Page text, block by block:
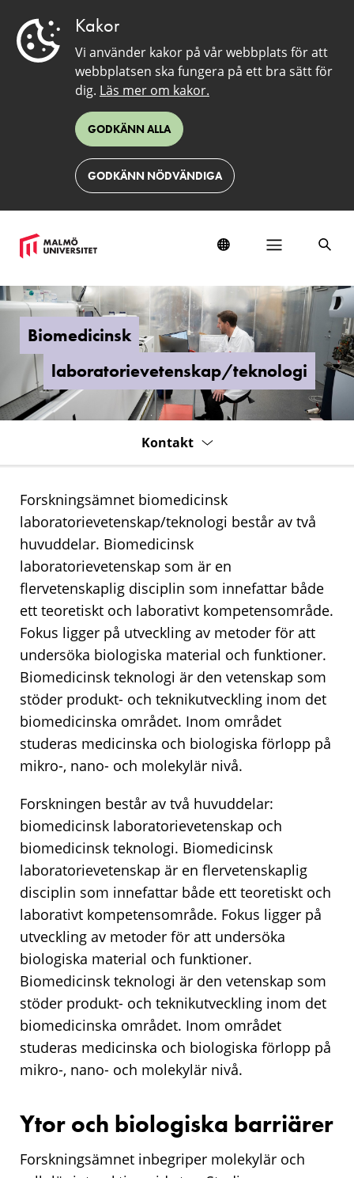
Kakor
Vi använder kakor på vår webbplats för att
webbplatsen ska fungera på ett bra sätt för
dig. Läs mer om kakor.
GODKÄNN ALLA
GODKÄNN NÖDVÄNDIGA
Biomedicinsk
laboratorievetenskap
teknologi
Biomedicinsk
laboratorievetenskap/teknologi
Kontakt
Forskningsämnet biomedicinsk
laboratorievetenskap/teknologi består av två
huvuddelar. Biomedicinsk
laboratorievetenskap som är en
flervetenskaplig disciplin som innefattar både
ett teoretiskt och laborativt kompetensområde.
Fokus ligger på utveckling av metoder för att
undersöka biologiska material och funktioner.
Biomedicinsk teknologi är den vetenskap som
stöder produkt- och teknikutveckling inom det
biomedicinska området. Inom området
studeras medicinska och biologiska förlopp på
mikro-, nano- och molekylär nivå.
Forskningen består av två huvuddelar:
biomedicinsk laboratorievetenskap och
biomedicinsk teknologi. Biomedicinsk
laboratorievetenskap är en flervetenskaplig
disciplin som innefattar både ett teoretiskt och
laborativt kompetensområde. Fokus ligger på
utveckling av metoder för att undersöka
biologiska material och funktioner.
Biomedicinsk teknologi är den vetenskap som
stöder produkt- och teknikutveckling inom det
biomedicinska området. Inom området
studeras medicinska och biologiska förlopp på
mikro-, nano- och molekylär nivå.
Ytor och biologiska barriärer
Forskningsämnet inbegriper molekylär och